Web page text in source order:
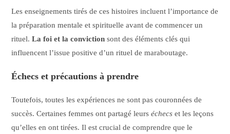
Les enseignements tirés de ces histoires incluent l’importance de
la préparation mentale et spirituelle avant de commencer un
rituel.La foi et la conviction sont des éléments clés qui
influencent l’issue positive d’un rituel de maraboutage.
Échecs et précautions à prendre
Toutefois, toutes les expériences ne sont pas couronnées de
succès. Certaines femmes ont partagé leurséchecs et les leçons
qu’elles en ont tirées. Il est crucial de comprendre que le